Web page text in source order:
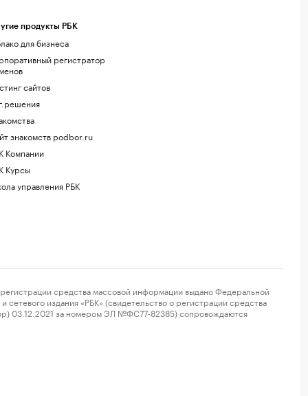
продукты РБК
для бизнеса
регистратор
сайтов
знакомств podbor.ru
Компании
Курсы
управления РБК
средства массовой информации выдано Федеральной
издания «РБК» (свидетельство о регистрации средства
03.12.2021 за номером ЭЛ №ФС77-82385) сопровождаются